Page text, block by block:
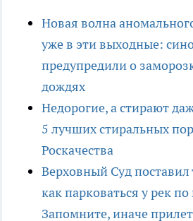
Новая волна
уже в эти выходные:
предупредили о
дождях
Недорогие, а стирают
5 лучших стиральных
Роскачества
Верховный Суд поставил
как парковаться у рек
Запомните, иначе